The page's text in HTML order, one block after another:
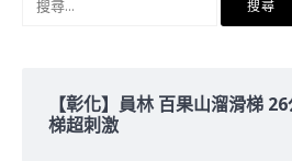
【彰化】員林 百果山溜滑梯
梯超刺激